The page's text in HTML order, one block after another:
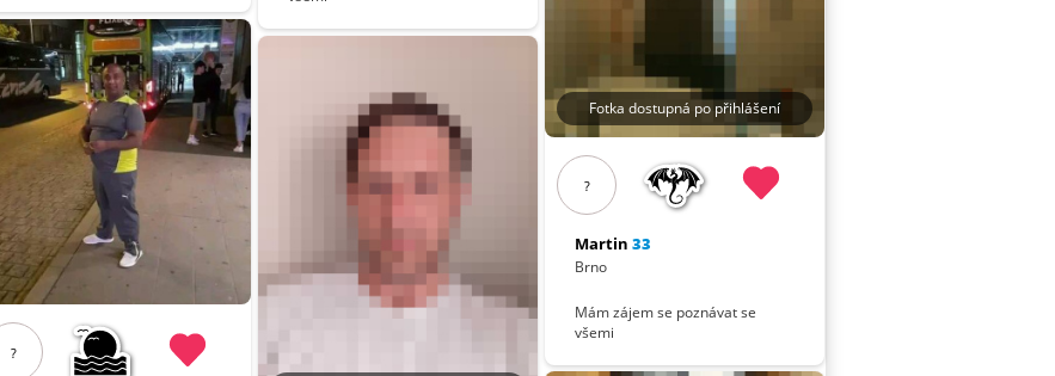
?
Fotka dostupná po přihlášení
?
Martin 33
Brno
Mám zájem se poznávat se
všemi